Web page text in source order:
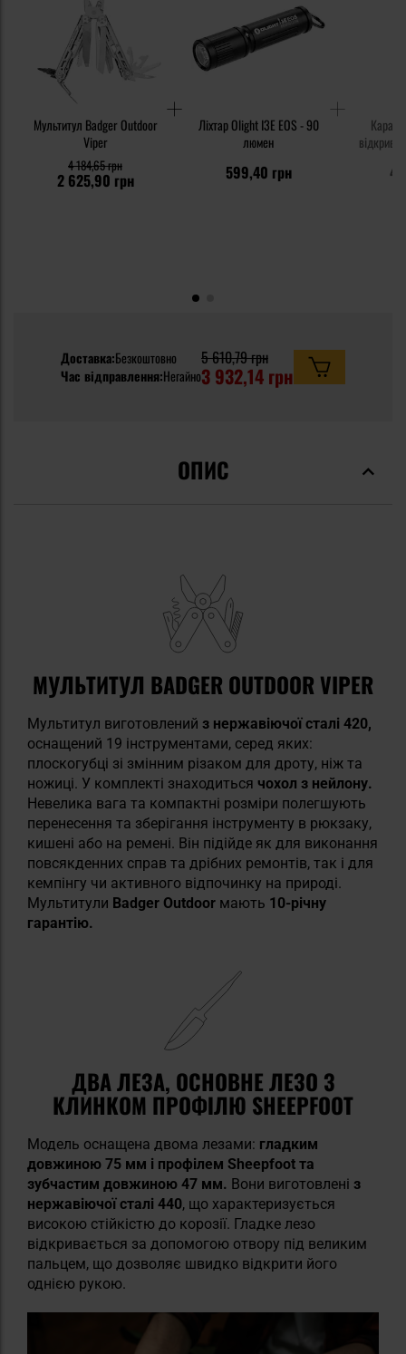
Мультитул Badger Outdoor
Viper
2 625,90 грн
4 184,65 грн
Ліхтар Olight I3E EOS - 90
люмен
599,40 грн
Доставка:Безкоштовно
Час відправлення:Негайно
5 610,79 грн
3 932,14 грн
ОПИС
МУЛЬТИТУЛ BADGER OUTDOOR VIPER
Мультитул виготовлений з нержавіючої сталі 420,
оснащений 19 інструментами, серед яких:
плоскогубці зі змінним різаком для дроту, ніж та
ножиці. У комплекті знаходиться чохол з нейлону.
Невелика вага та компактні розміри полегшують
перенесення та зберігання інструменту в рюкзаку,
кишені або на ремені. Він підійде як для виконання
повсякденних справ та дрібних ремонтів, так і для
кемпінгу чи активного відпочинку на природі.
Мультитули Badger Outdoor мають 10-річну
гарантію.
ДВА ЛЕЗА, ОСНОВНЕ ЛЕЗО З
КЛИНКОМ ПРОФІЛЮ SHEEPFOOT
Модель оснащена двома лезами: гладким
довжиною 75 мм і профілем Sheepfoot та
зубчастим довжиною 47 мм. Вони виготовлені з
нержавіючої сталі 440, що характеризується
високою стійкістю до корозії. Гладке лезо
відкривається за допомогою отвору під великим
пальцем, що дозволяє швидко відкрити його
однією рукою.